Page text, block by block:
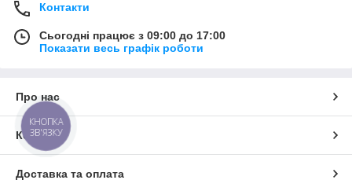
Контакти
Сьогодні працює з 09:00 до 17:00
Показати весь графік роботи
Про нас
Контакти
Доставка та оплата
КНОПКА
ЗВ'ЯЗКУ